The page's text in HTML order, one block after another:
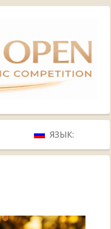
ЯЗЫК: